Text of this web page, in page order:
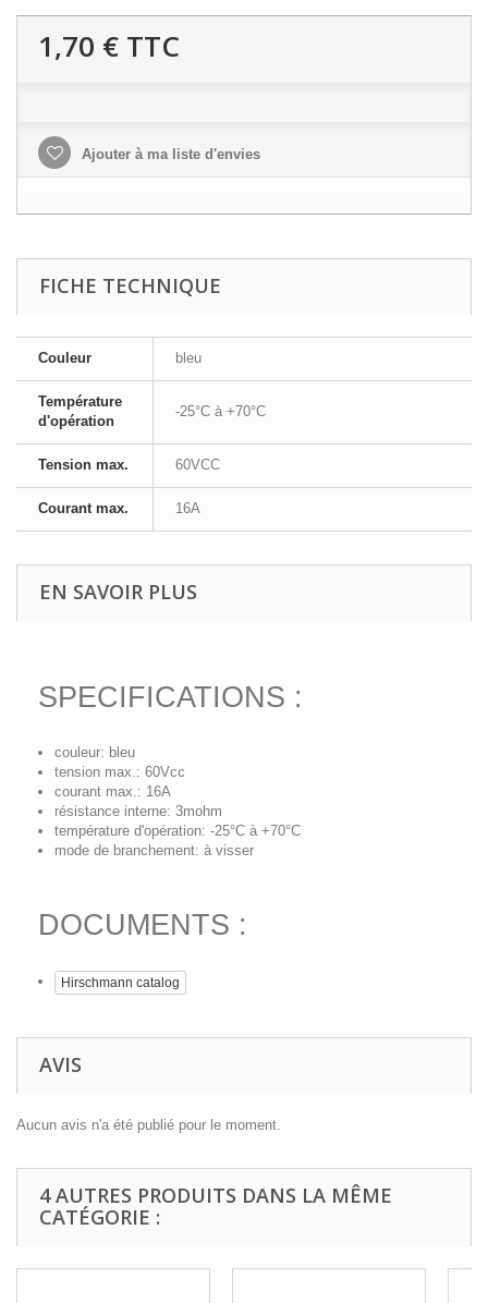
1,70 € TTC
Ajouter à ma liste d'envies
FICHE TECHNIQUE
Couleur bleu
Température
d'opération
-25°C à +70°C
Tension max. 60VCC
Courant max. 16A
EN SAVOIR PLUS
SPECIFICATIONS :
couleur: bleu
tension max.: 60Vcc
courant max.: 16A
résistance interne: 3mohm
température d'opération: -25°C à +70°C
mode de branchement: à visser
DOCUMENTS :
Hirschmann catalog
AVIS
Aucun avis n'a été publié pour le moment.
4 AUTRES PRODUITS DANS LA MÊME
CATÉGORIE :